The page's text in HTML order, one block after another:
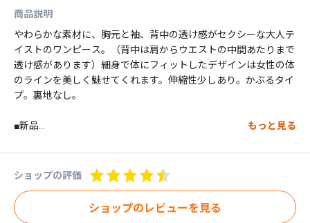
商品説明
やわらかな素材に、胸元と袖、背中の透け感がセクシーな大人テ
イストのワンピース。（背中は肩からウエストの中間あたりまで
透け感があります）細身で体にフィットしたデザインは女性の体
のラインを美しく魅せてくれます。伸縮性少しあり。かぶるタイ
プ。裏地なし。
■新品
ｍ 袖丈約58ｃｍ 着丈約77ｃｍ
■素材 ポリエステル スパンデックス ビスコース
※ 写真撮影に使用した靴・アクセサリー等は含みません。
もっと見る
ショップの評価
ショップのレビューを見る